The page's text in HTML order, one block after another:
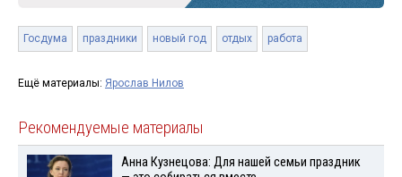
Госдума праздники новый год отдых работа
Ещё материалы: Ярослав Нилов
Рекомендуемые материалы
Анна Кузнецова: Для нашей семьи праздник